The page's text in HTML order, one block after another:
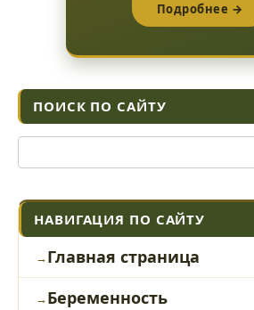
Подробнее →
ПОИСК ПО САЙТУ
Поиск:
НАВИГАЦИЯ ПО САЙТУ
Главная страница
Беременность